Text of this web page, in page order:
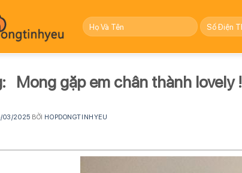
Mong gặp em chân thành lovely !
03/2025 BỞI HOPDONGTINHYEU